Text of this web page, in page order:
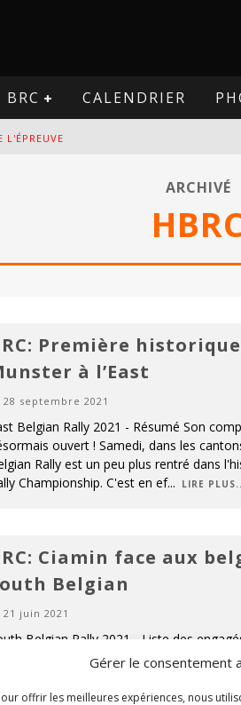
Gérer le consentement
offrir les meilleures expériences, nous
BRC CALENDRIER
L'ÉPREUVE
ARCHIVÉ
Première
à l’East
28 septembre 2021
Belgian Rally 2021 - Résumé Son
ouvert ! Samedi, dans les
Rally est un peu plus rentré dans
Championship. C'est en ef... LIRE
Ciamin face aux
Belgian
21 juin 2021
Belgian Rally 2021 - Liste des
longue. Il aura en effet fallu attendre
un dernier rendez-vo... LIRE PLUS...